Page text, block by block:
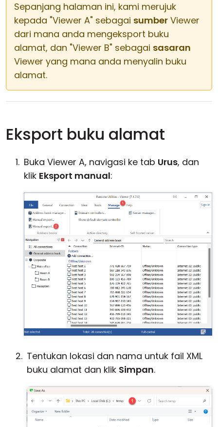
Sepanjang halaman ini, kami merujuk
kepada "Viewer A" sebagai sumber Viewer
dari mana anda mengeksport buku
alamat, dan "Viewer B" sebagai sasaran
Viewer yang mana anda menyalin buku
alamat.
Eksport buku alamat
Buka Viewer A, navigasi ke tab Urus, dan
klik Eksport manual:
Tentukan lokasi dan nama untuk fail XML
buku alamat dan klik Simpan.